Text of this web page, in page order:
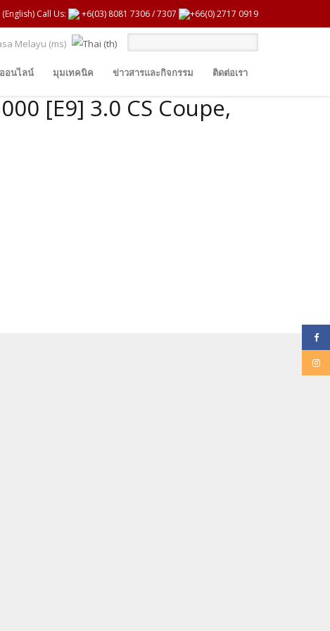
(English) Call Us: +6(03) 8081 7306/7307 +66(0) 2717 0919
อนไลน์ มุมเทคนิค ข่าวสารและกิจกรรม ติดต่อเรา
[E9] 3.0 CS Coupe,